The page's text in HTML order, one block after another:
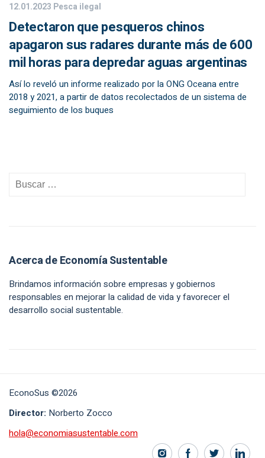
12.01.2023 Pesca ilegal
Detectaron que pesqueros chinos
apagaron sus radares durante más de 600
mil horas para depredar aguas argentinas
Así lo reveló un informe realizado por la ONG Oceana entre
2018 y 2021, a partir de datos recolectados de un sistema de
seguimiento de los buques
Acerca de Economía Sustentable
Brindamos información sobre empresas y gobiernos
responsables en mejorar la calidad de vida y favorecer el
desarrollo social sustentable.
EconoSus ©2026
Director: Norberto Zocco
hola@economiasustentable.com